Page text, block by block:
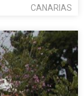
CANARIAS